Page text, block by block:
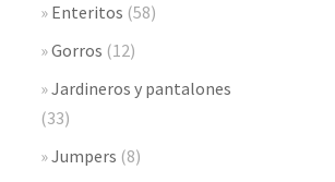
Enteritos (58)
Gorros (12)
Jardineros y pantalones
(33)
Jumpers (8)